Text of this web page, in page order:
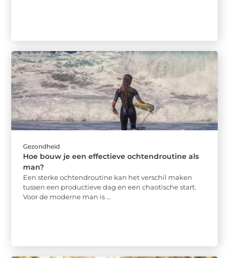
Gezondheid
Hoe bouw je een effectieve ochtendroutine als
man?
Een sterke ochtendroutine kan het verschil maken
tussen een productieve dag en een chaotische start.
Voor de moderne man is ...